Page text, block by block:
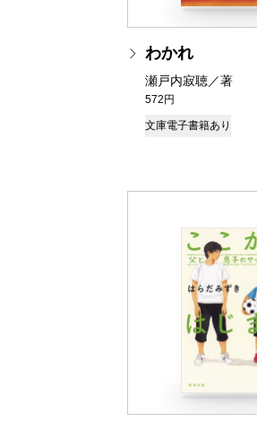
わかれ
瀬戸内寂聴／著
572円
文庫電子書籍あり